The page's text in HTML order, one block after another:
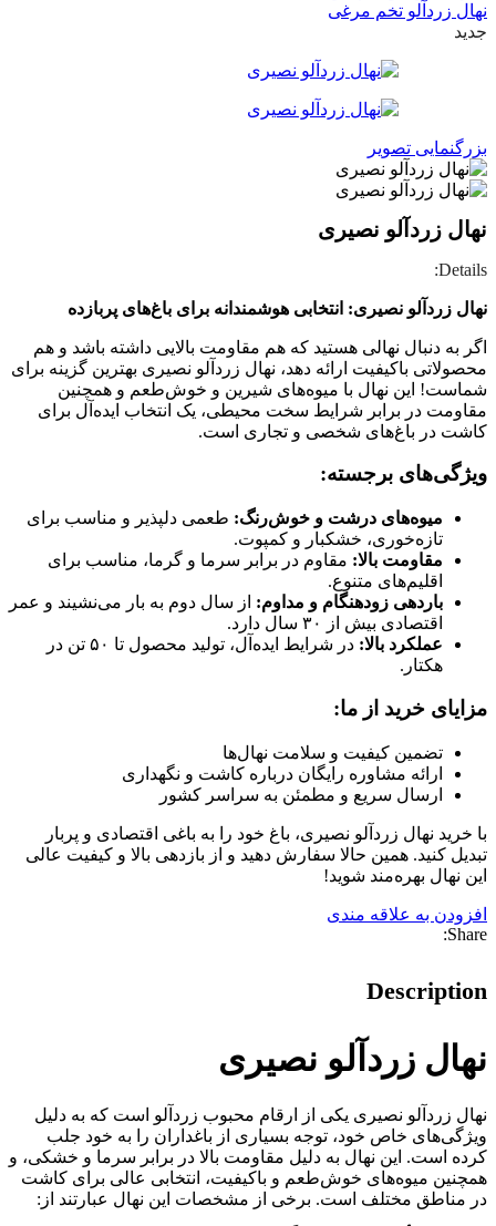
نهال زردآلو تخم مرغی
جدید
بزرگنمایی تصویر
نهال زردآلو نصیری
Details:
نهال زردآلو نصیری: انتخابی هوشمندانه برای باغ‌های پربازده
اگر به دنبال نهالی هستید که هم مقاومت بالایی داشته باشد و هم
محصولاتی باکیفیت ارائه دهد، نهال زردآلو نصیری بهترین گزینه برای
شماست! این نهال با میوه‌های شیرین و خوش‌طعم و همچنین
مقاومت در برابر شرایط سخت محیطی، یک انتخاب ایده‌آل برای
کاشت در باغ‌های شخصی و تجاری است.
ویژگی‌های برجسته:
میوه‌های درشت و خوش‌رنگ: طعمی دلپذیر و مناسب برای
تازه‌خوری، خشکبار و کمپوت.
مقاومت بالا: مقاوم در برابر سرما و گرما، مناسب برای
اقلیم‌های متنوع.
باردهی زودهنگام و مداوم: از سال دوم به بار می‌نشیند و عمر
اقتصادی بیش از ۳۰ سال دارد.
عملکرد بالا:
در شرایط ایده‌آل، تولید محصول تا ۵۰ تن در
هکتار.
مزایای خرید از ما:
تضمین کیفیت و سلامت نهال‌ها
ارائه مشاوره رایگان درباره کاشت و نگهداری
ارسال سریع و مطمئن به سراسر کشور
با خرید نهال زردآلو نصیری، باغ خود را به باغی اقتصادی و پربار
تبدیل کنید. همین حالا سفارش دهید و از بازدهی بالا و کیفیت عالی
این نهال بهره‌مند شوید!
افزودن به علاقه مندی
Share:
Description
نهال زردآلو نصیری
نهال زردآلو نصیری یکی از ارقام محبوب زردآلو است که به دلیل
ویژگی‌های خاص خود، توجه بسیاری از باغداران را به خود جلب
کرده است. این نهال به دلیل مقاومت بالا در برابر سرما و خشکی، و
همچنین میوه‌های خوش‌طعم و باکیفیت، انتخابی عالی برای کاشت
در مناطق مختلف است. برخی از مشخصات این نهال عبارتند از: